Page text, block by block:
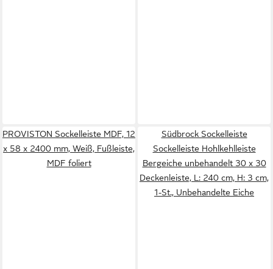
PROVISTON Sockelleiste MDF, 12
x 58 x 2400 mm, Weiß, Fußleiste,
MDF foliert
Südbrock Sockelleiste
Sockelleiste Hohlkehlleiste
Bergeiche unbehandelt 30 x 30
Deckenleiste, L: 240 cm, H: 3 cm,
1-St., Unbehandelte Eiche